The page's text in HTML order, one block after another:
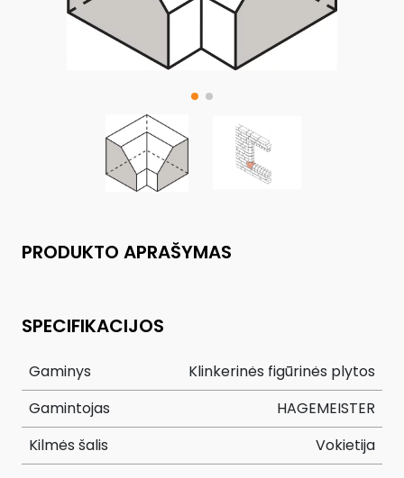
PRODUKTO APRAŠYMAS
SPECIFIKACIJOS
Gaminys
Klinkerinės figūrinės plytos
Gamintojas
HAGEMEISTER
Kilmės šalis
Vokietija